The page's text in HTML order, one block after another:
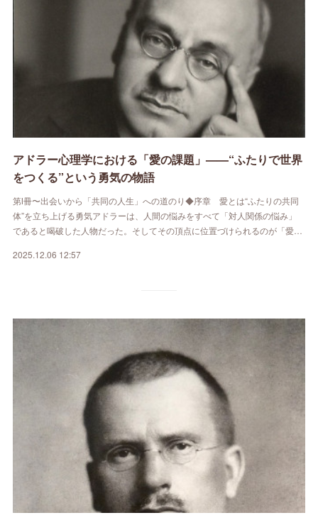
アドラー心理学における「愛の課題」——“ふたりで世界
をつくる”という勇気の物語
第Ⅰ冊〜出会いから「共同の人生」への道のり◆序章 愛とは“ふたりの共同
体”を立ち上げる勇気アドラーは、人間の悩みをすべて「対人関係の悩み」
であると喝破した人物だった。そしてその頂点に位置づけられるのが「愛…
2025.12.06 12:57